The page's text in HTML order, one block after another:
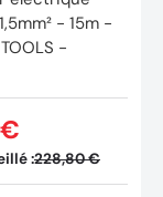
- 15m -
:228,80 €
€